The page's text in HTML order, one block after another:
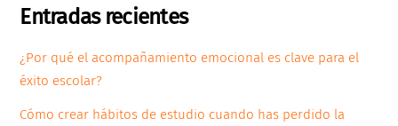
Entradas recientes
¿Por qué el acompañamiento emocional es clave para el
éxito escolar?
Cómo crear hábitos de estudio cuando has perdido la